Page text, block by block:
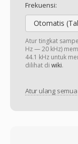
Frekuensi:
Otomatis
Atur tingkat
Hz — 20 kHz)
44.1 kHz untuk
dilihat di wiki.
Atur ulang semua